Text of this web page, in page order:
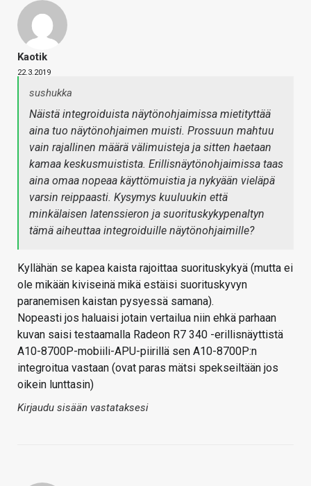
Kaotik
22.3.2019
sushukka
Näistä integroiduista näytönohjaimissa mietityttää
aina tuo näytönohjaimen muisti. Prossuun mahtuu
vain rajallinen määrä välimuisteja ja sitten haetaan
kamaa keskusmuistista. Erillisnäytönohjaimissa taas
aina omaa nopeaa käyttömuistia ja nykyään vieläpä
varsin reippaasti. Kysymys kuuluukin että
minkälaisen latenssieron ja suorituskykypenaltyn
tämä aiheuttaa integroiduille näytönohjaimille?
Kyllähän se kapea kaista rajoittaa suorituskykyä (mutta ei
ole mikään kiviseinä mikä estäisi suorituskyvyn
paranemisen kaistan pysyessä samana).
Nopeasti jos haluaisi jotain vertailua niin ehkä parhaan
kuvan saisi testaamalla Radeon R7 340 -erillisnäyttistä
A10-8700P-mobiili-APU-piirillä sen A10-8700P:n
integroitua vastaan (ovat paras mätsi spekseiltään jos
oikein lunttasin)
Kirjaudu sisään vastataksesi